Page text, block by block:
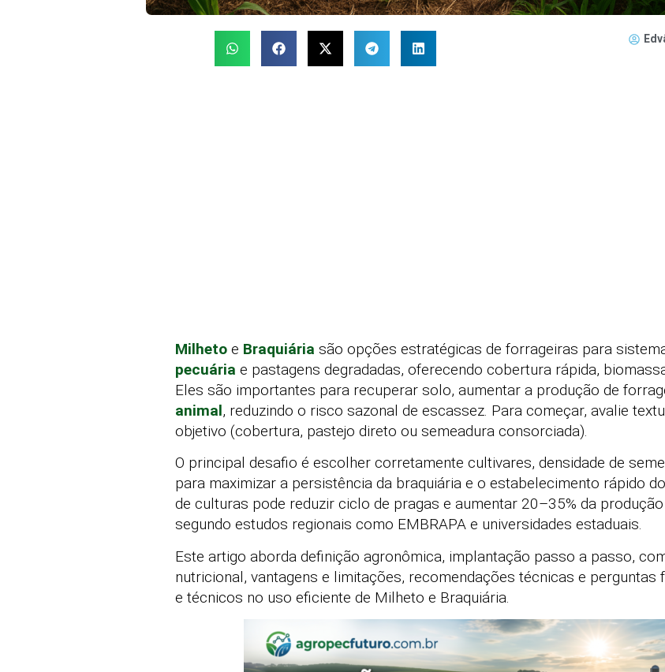
Milheto e Braquiária são opções estratégicas de forrageiras para
pecuária e pastagens degradadas, oferecendo cobertura rápida,
Eles são importantes para recuperar solo, aumentar a produção de
animal, reduzindo o risco sazonal de escassez. Para começar, avalie
objetivo (cobertura, pastejo direto ou semeadura consorciada).
O principal desafio é escolher corretamente cultivares, densidade de
para maximizar a persistência da braquiária e o estabelecimento rápido
de culturas pode reduzir ciclo de pragas e aumentar 20–35% da
segundo estudos regionais como EMBRAPA e universidades estaduais.
Este artigo aborda definição agronômica, implantação passo a passo,
nutricional, vantagens e limitações, recomendações técnicas e
e técnicos no uso eficiente de Milheto e Braquiária.